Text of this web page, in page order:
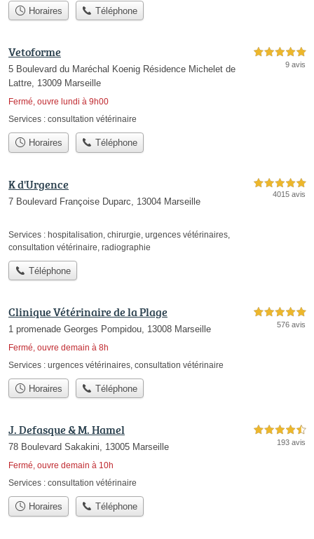
Horaires Téléphone
Vetoforme
5 Boulevard du Maréchal Koenig Résidence Michelet de
Lattre, 13009 Marseille
Fermé, ouvre lundi à 9h00
5,0 étoiles sur 5
9 avis
Services : consultation vétérinaire
Horaires Téléphone
K d'Urgence
7 Boulevard Françoise Duparc, 13004 Marseille
5,0 étoiles sur 5
4015 avis
Services : hospitalisation chirurgie urgences vétérinaires
consultation vétérinaire radiographie
Téléphone
Clinique Vétérinaire de la Plage
1 promenade Georges Pompidou, 13008 Marseille
Fermé, ouvre demain à 8h
5,0 étoiles sur 5
576 avis
Services : urgences vétérinaires, consultation vétérinaire
Horaires Téléphone
J. Defasque & M. Hamel
78 Boulevard Sakakini, 13005 Marseille
Fermé, ouvre demain à 10h
4,5 étoiles sur 5
193 avis
Services : consultation vétérinaire
Horaires Téléphone